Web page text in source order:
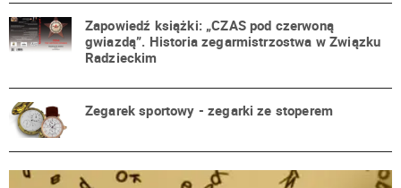
Zapowiedź książki: „CZAS pod czerwoną
gwiazdą”. Historia zegarmistrzostwa w Związku
Radzieckim
Zegarek sportowy - zegarki ze stoperem